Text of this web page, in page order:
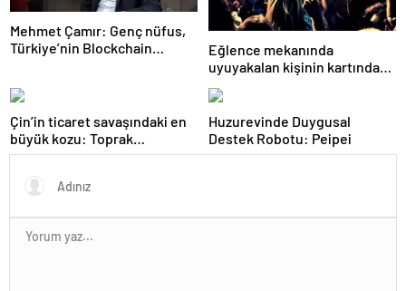
Mehmet Çamır: Genç nüfus,
Türkiye’nin Blockchain
Eğlence mekanında
uyuyakalan kişinin kartından
370 bin lira çekildi
Çin’in ticaret savaşındaki en
büyük kozu: Toprak
elementleri
Huzurevinde Duygusal
Destek Robotu: Peipei